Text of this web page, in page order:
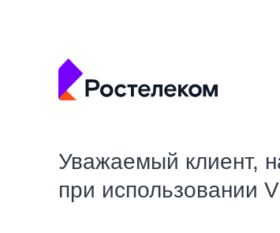
Уважаемый клиент,
при использовании